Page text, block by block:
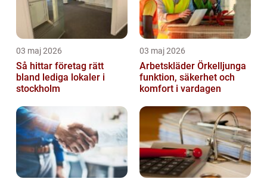
03 maj 2026
Så hittar företag rätt
bland lediga lokaler i
stockholm
03 maj 2026
Arbetskläder Örkelljunga
funktion, säkerhet och
komfort i vardagen